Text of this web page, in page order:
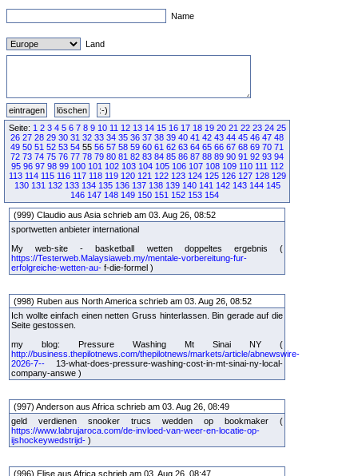
Name
Land
Seite: 1 2 3 4 5 6 7 8 9 10 11 12 13 14 15 16 17 18 19 20 21 22 23 24 25
26 27 28 29 30 31 32 33 34 35 36 37 38 39 40 41 42 43 44 45 46 47 48
49 50 51 52 53 54 55 56 57 58 59 60 61 62 63 64 65 66 67 68 69 70 71
72 73 74 75 76 77 78 79 80 81 82 83 84 85 86 87 88 89 90 91 92 93 94
95 96 97 98 99 100 101 102 103 104 105 106 107 108 109 110 111 112
113 114 115 116 117 118 119 120 121 122 123 124 125 126 127 128 129
130 131 132 133 134 135 136 137 138 139 140 141 142 143 144 145
146 147 148 149 150 151 152 153 154
(999) Claudio aus Asia schrieb am 03. Aug 26, 08:52
sportwetten anbieter international
My web-site - basketball wetten doppeltes ergebnis (
https://Testerweb.Malaysiaweb.my/mentale-vorbereitung-fur-
erfolgreiche-wetten-au- f-die-formel )
(998) Ruben aus North America schrieb am 03. Aug 26, 08:52
Ich wollte einfach einen netten Gruss hinterlassen. Bin gerade auf die
Seite gestossen.
my blog: Pressure Washing Mt Sinai NY (
http://business.thepilotnews.com/thepilotnews/markets/article/abnewswire-
2026-7-- 13-what-does-pressure-washing-cost-in-mt-sinai-ny-local-
company-answe )
(997) Anderson aus Africa schrieb am 03. Aug 26, 08:49
geld verdienen snooker trucs wedden op bookmaker (
https://www.labrujaroca.com/de-invloed-van-weer-en-locatie-op-
ijshockeywedstrijd- )
(996) Elise aus Africa schrieb am 03. Aug 26, 08:47